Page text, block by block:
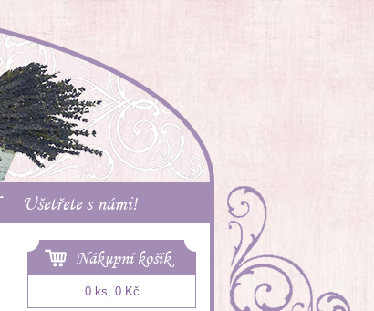
Ušetřete s námi!
Nákupní košík
0 ks, 0 Kč